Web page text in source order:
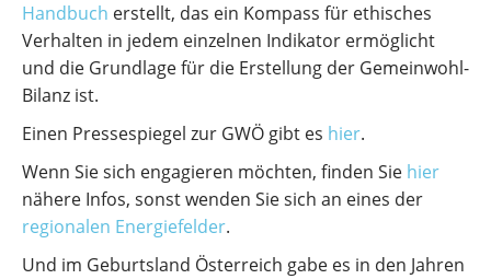
Handbuch erstellt, das ein Kompass für ethisches
Verhalten in jedem einzelnen Indikator ermöglicht
und die Grundlage für die Erstellung der Gemeinwohl-
Bilanz ist.
Einen Pressespiegel zur GWÖ gibt es hier.
Wenn Sie sich engagieren möchten, finden Sie hier
nähere Infos, sonst wenden Sie sich an eines der
regionalen Energiefelder.
Und im Geburtsland Österreich gabe es in den Jahren